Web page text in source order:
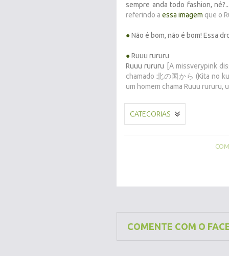
sempre anda todo fashion,
referindo a essa imagem que o
●Não é bom, não é bom! Essa
●Ruuu rururu
Ruuu rururu
[A missverypink
chamado 北の国から (Kita no
um homem chama Ruuu rururu,
CATEGORIAS
COMENTE COM O